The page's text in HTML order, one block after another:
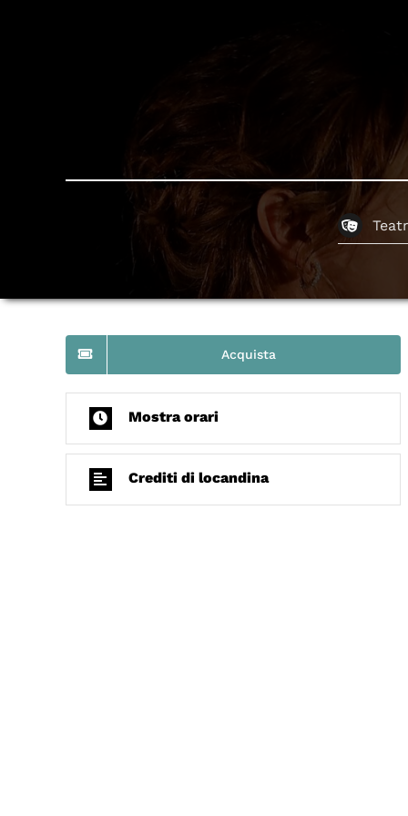
Acquista
Mostra orari
Crediti di locandina